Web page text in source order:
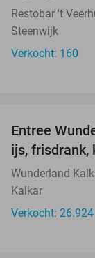
Restobar 't
Steenwijk
Verkocht: 160
Entree
ijs, frisdrank,
Wunderland
Kalkar
Verkocht: 26.924